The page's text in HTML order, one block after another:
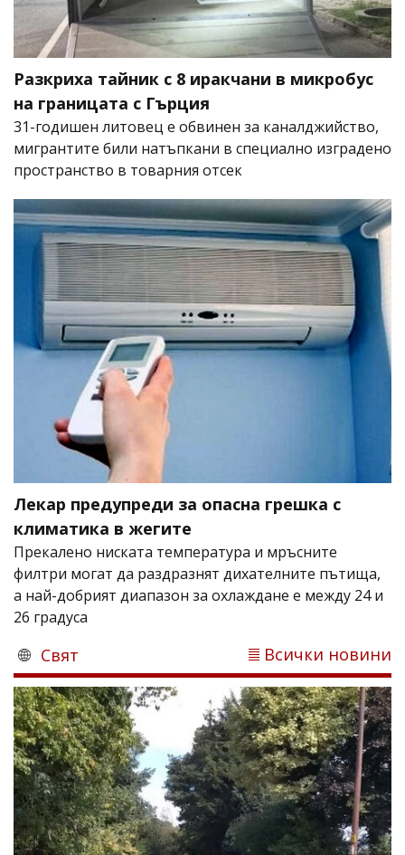
Разкриха тайник с 8 иракчани в микробус
на границата с Гърция
31-годишен литовец е обвинен за каналджийство,
мигрантите били натъпкани в специално изградено
пространство в товарния отсек
Лекар предупреди за опасна грешка с
климатика в жегите
Прекалено ниската температура и мръсните
филтри могат да раздразнят дихателните пътища,
а най-добрият диапазон за охлаждане е между 24 и
26 градуса
Свят Всички новини